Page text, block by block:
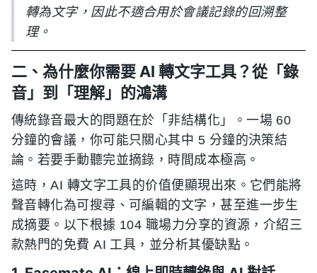
轉為文字，因此不適合用於會議記錄的回溯整
理。
二、為什麼你需要 AI 轉文字工具？從「錄
音」到「理解」的鴻溝
傳統錄音最大的問題在於「非結構化」。一場 60
分鐘的會議，你可能只關心其中 5 分鐘的決策結
論。若要手動聽完並摘錄，時間成本極高。
這時，AI 轉文字工具的价值便顯現出來。它們能將
聲音轉化為可搜尋、可編輯的文字，甚至進一步生
成摘要。以下根據 104 職場力分享的資源，介紹三
款熱門的免費 AI 工具，並分析其優缺點。